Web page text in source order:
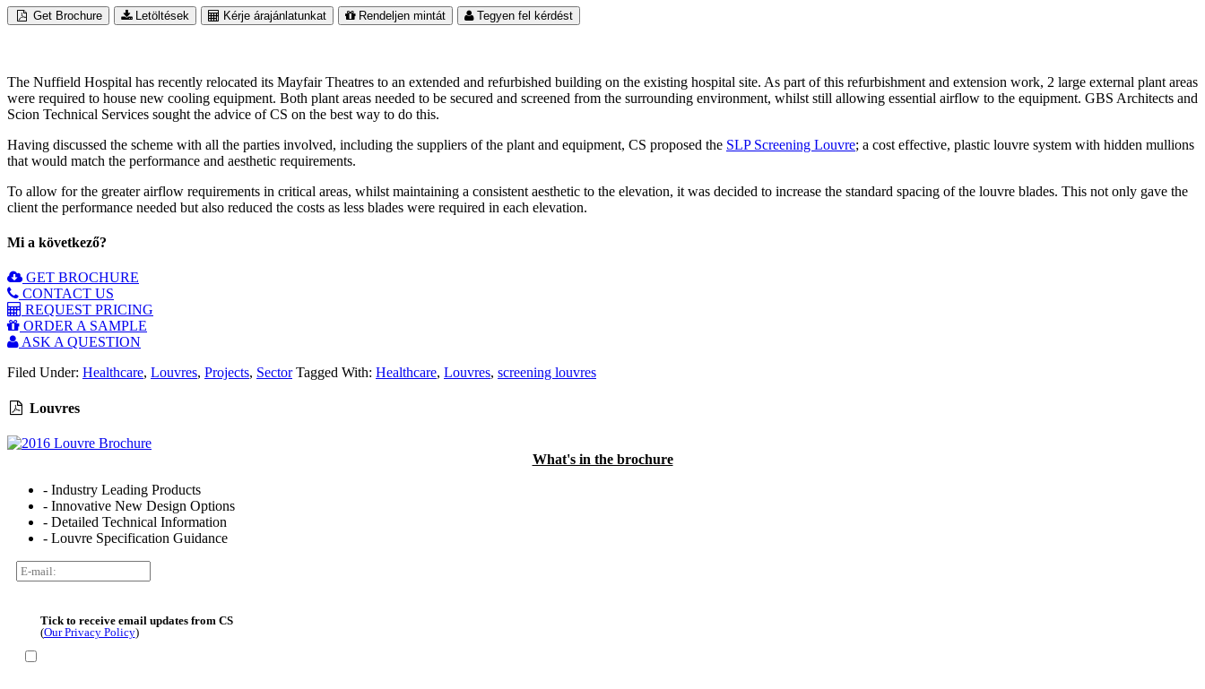
Get Brochure Letöltések Kérje árajánlatunkat Rendeljen mintát Tegyen fel kérdést
The Nuffield Hospital has recently relocated its Mayfair Theatres to an extended and refurbished building on the existing hospital site. As part of this refurbishment and extension work, 2 large external plant areas
were required to house new cooling equipment. Both plant areas needed to be secured and screened from the surrounding environment, whilst still allowing essential airflow to the equipment. GBS Architects and
Scion Technical Services sought the advice of CS on the best way to do this.
Having discussed the scheme with all the parties involved, including the suppliers of the plant and equipment, CS proposed the SLP Screening Louvre; a cost effective, plastic louvre system with hidden mullions
that would match the performance and aesthetic requirements.
To allow for the greater airflow requirements in critical areas, whilst maintaining a consistent aesthetic to the elevation, it was decided to increase the standard spacing of the louvre blades. This not only gave the
client the performance needed but also reduced the costs as less blades were required in each elevation.
Mi a következő?
GET BROCHURE
CONTACT US
REQUEST PRICING
ORDER A SAMPLE
ASK A QUESTION
Filed Under: Healthcare, Louvres, Projects, Sector Tagged With: Healthcare, Louvres, screening louvres
Louvres
What's in the brochure
- Industry Leading Products
- Innovative New Design Options
- Detailed Technical Information
- Louvre Specification Guidance
Tick to receive email updates from CS
(Our Privacy Policy)